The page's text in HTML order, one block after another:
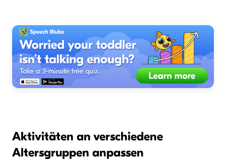
Aktivitäten an verschiedene
Altersgruppen anpassen